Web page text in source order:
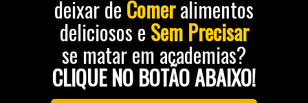
deixar de Comeralimentos
deliciosos e Sem Precisar
se matar em academias?
CLIQUE NO BOTÃO ABAIXO!